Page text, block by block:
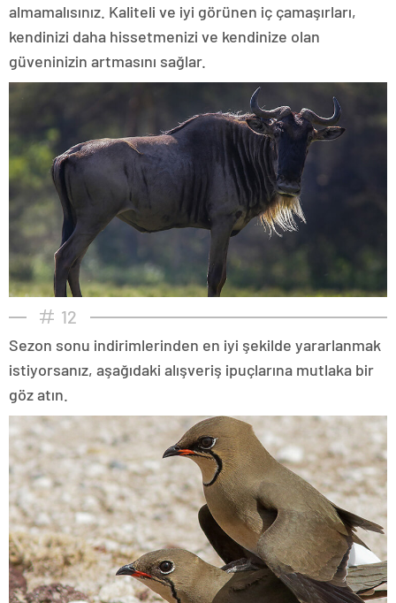
almamalısınız. Kaliteli ve iyi görünen iç çamaşırları,
kendinizi daha hissetmenizi ve kendinize olan
güveninizin artmasını sağlar.
12
Sezon sonu indirimlerinden en iyi şekilde yararlanmak
istiyorsanız, aşağıdaki alışveriş ipuçlarına mutlaka bir
göz atın.